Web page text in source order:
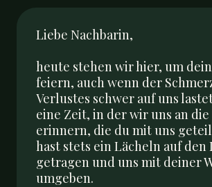
Liebe Nachbarin,
heute stehen wir hier, um
feiern, auch wenn der
Verlustes schwer auf uns
eine Zeit, in der wir uns an
erinnern, die du mit uns
hast stets ein Lächeln auf den
getragen und uns mit deiner
umgeben.